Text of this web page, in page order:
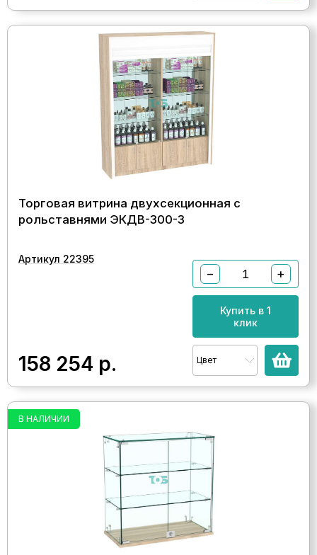
Торговая витрина двухсекционная с
рольставнями ЭКДВ-300-3
Артикул 22395
158 254 р.
− +
Купить в 1
клик
Цвет
В НАЛИЧИИ